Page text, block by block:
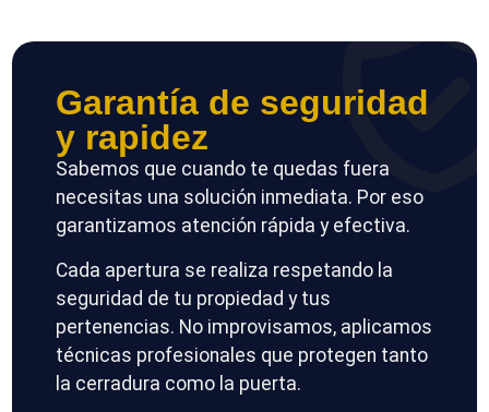
Garantía de seguridad
y rapidez
Sabemos que cuando te quedas fuera
necesitas una solución inmediata. Por eso
garantizamos atención rápida y efectiva.
Cada apertura se realiza respetando la
seguridad de tu propiedad y tus
pertenencias. No improvisamos, aplicamos
técnicas profesionales que protegen tanto
la cerradura como la puerta.